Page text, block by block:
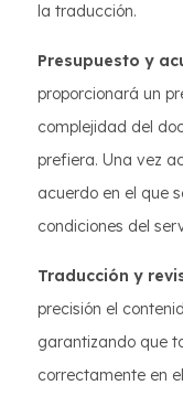
la traducción.
Presupuesto y
proporcionará un
complejidad del
prefiera. Una vez
acuerdo en el que
condiciones del
Traducción y
precisión el
garantizando que
correctamente en